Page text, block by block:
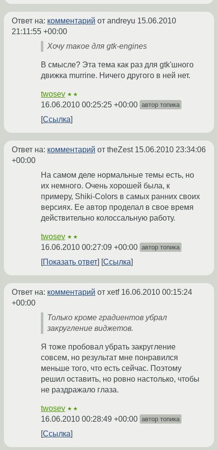
Ответ на: комментарий от andreyu 15.06.2010
21:11:55 +00:00
Хочу такое для gtk-engines
В смысле? Эта тема как раз для gtk'шного
движка murrine. Ничего другого в ней нет.
twosev ★★
16.06.2010 00:25:25 +00:00 автор топика
Ссылка
Ответ на: комментарий от theZest 15.06.2010 23:34:06
+00:00
На самом деле нормальные темы есть, но
их немного. Очень хорошей была, к
примеру, Shiki-Colors в самых ранних своих
версиях. Ее автор проделал в свое время
действительно колоссальную работу.
twosev ★★
16.06.2010 00:27:09 +00:00 автор топика
Показать ответ Ссылка
Ответ на: комментарий от xetf 16.06.2010 00:15:24
+00:00
Только кроме градиентов убрал
закругление виджетов.
Я тоже пробовал убрать закругление
совсем, но результат мне понравился
меньше того, что есть сейчас. Поэтому
решил оставить, но ровно настолько, чтобы
не раздражало глаза.
twosev ★★
16.06.2010 00:28:49 +00:00 автор топика
Ссылка